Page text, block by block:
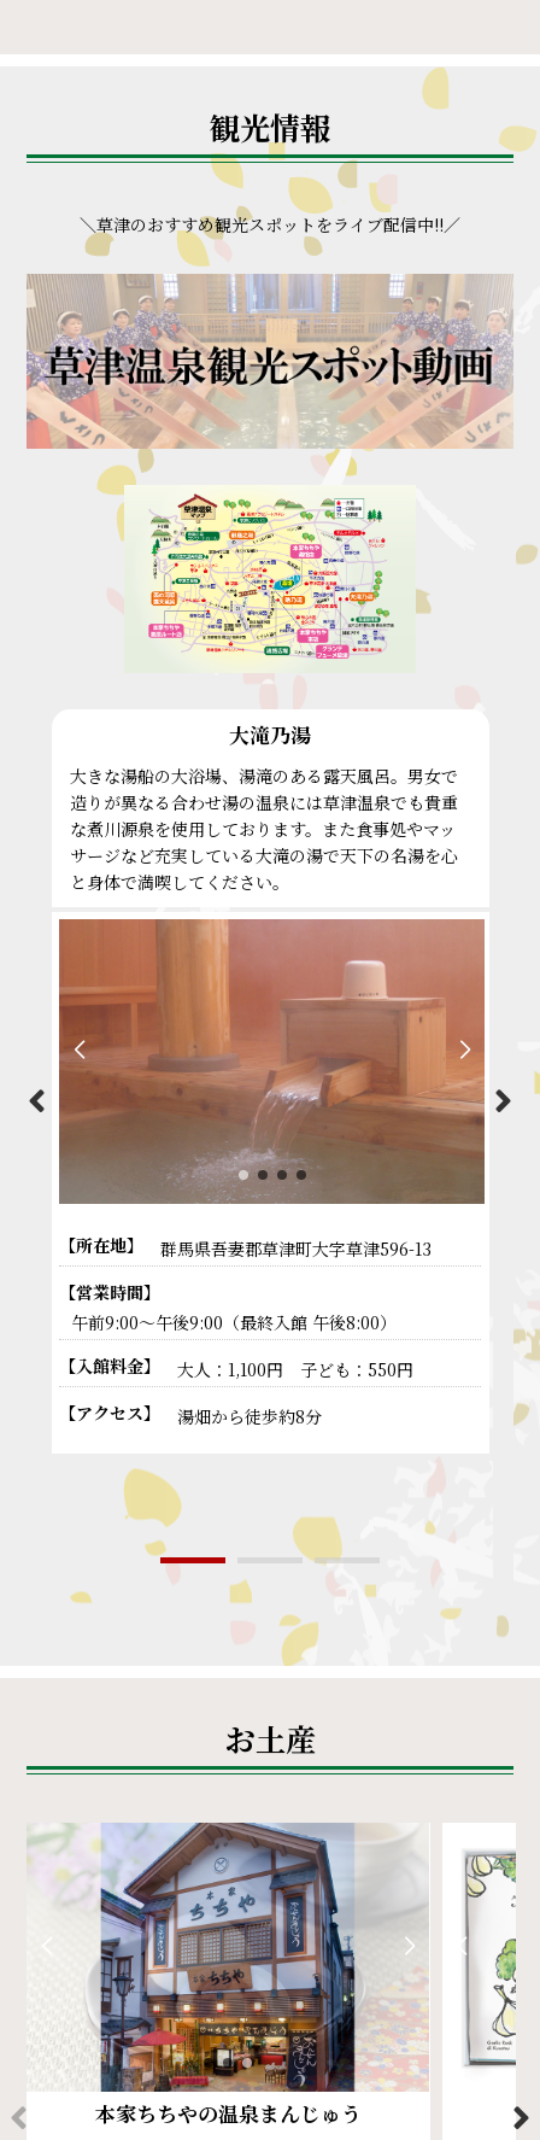
観光情報
＼草津のおすすめ観光スポットをライブ配信中!!／
大滝乃湯
大きな湯船の大浴場、湯滝のある露天風呂。男女で
造りが異なる合わせ湯の温泉には草津温泉でも貴重
な煮川源泉を使用しております。また食事処やマッ
サージなど充実している大滝の湯で天下の名湯を心
と身体で満喫してください。
【所在地】
群馬県吾妻郡草津町大字草津596-13
【営業時間】
午前9:00～午後9:00（最終入館 午後8:00）
【入館料金】
大人：1,100円 子ども：550円
【アクセス】
湯畑から徒歩約8分
お土産
本家ちちやの温泉まんじゅう